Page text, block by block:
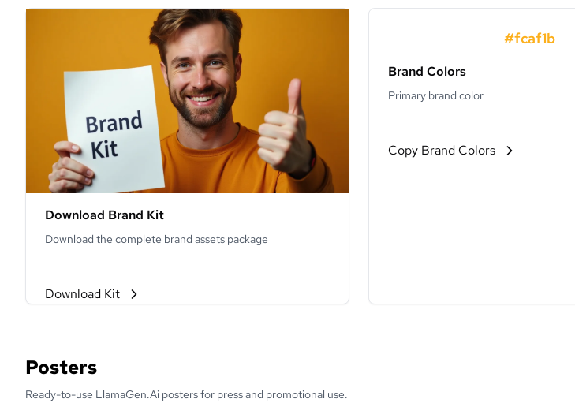
Download Brand Kit
Download the complete brand assets package
Download Kit
#fcaf1b
Brand Colors
Primary brand color
Copy Brand Colors
Posters
Ready-to-use LlamaGen.Ai posters for press and promotional use.